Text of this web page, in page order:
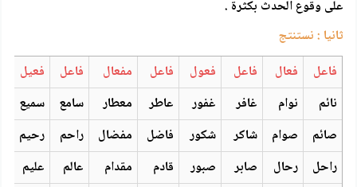
على وقوع الحدث بكثرة .
ثانيا : نستنتج
فاعل
فعال فاعل فعول فاعل مفعال فاعل
فعيل
نائم
نوام غافر غفور عاطر معطار سامع
سميع
صائم
صوام شاكر شكور فاضل مفضال راحم
رحيم
راحل
رحال صابر صبور قادم مقدام عالم
عليم